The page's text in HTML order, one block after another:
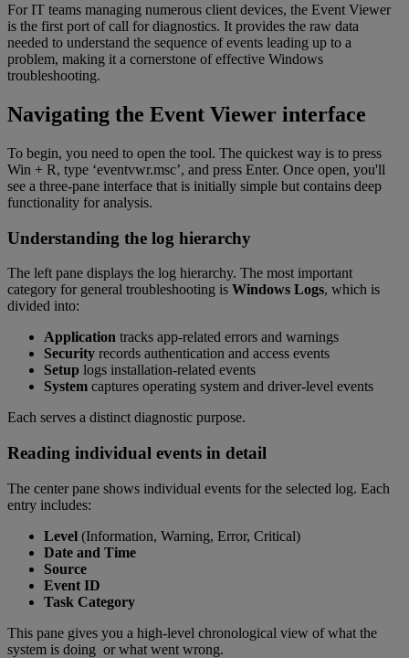
For IT teams managing numerous client devices, the Event Viewer
is the first port of call for diagnostics. It provides the raw data
needed to understand the sequence of events leading up to a
problem, making it a cornerstone of effective Windows
troubleshooting.
Navigating the Event Viewer interface
To begin, you need to open the tool. The quickest way is to press
Win + R, type ‘eventvwr.msc’, and press Enter. Once open, you'll
see a three-pane interface that is initially simple but contains deep
functionality for analysis.
Understanding the log hierarchy
The left pane displays the log hierarchy. The most important
category for general troubleshooting is Windows Logs, which is
divided into:
Application tracks app-related errors and warnings
Security records authentication and access events
Setup logs installation-related events
System captures operating system and driver-level events
Each serves a distinct diagnostic purpose.
Reading individual events in detail
The center pane shows individual events for the selected log. Each
entry includes:
Level (Information, Warning, Error, Critical)
Date and Time
Source
Event ID
Task Category
This pane gives you a high-level chronological view of what the
system is doing or what went wrong.